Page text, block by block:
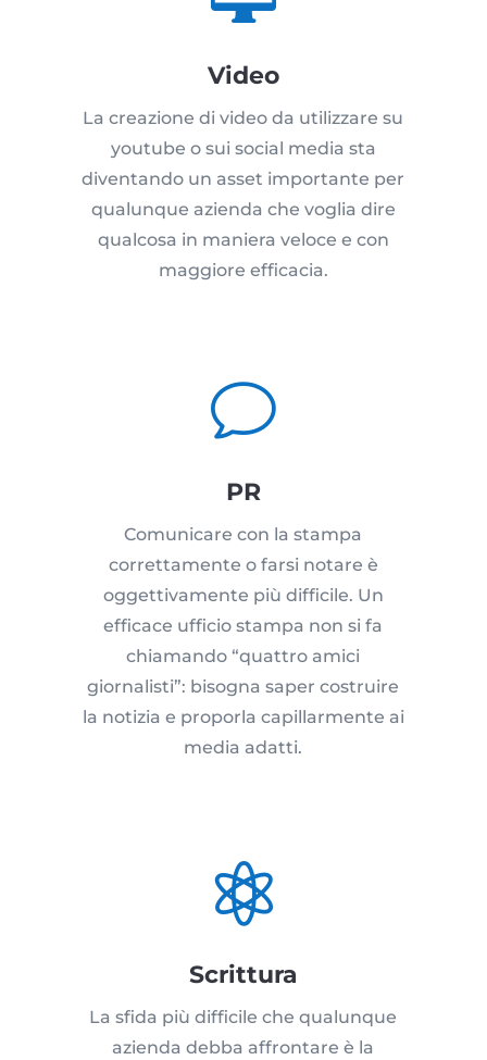
Video
La creazione di video da utilizzare su
youtube o sui social media sta
diventando un asset importante per
qualunque azienda che voglia dire
qualcosa in maniera veloce e con
maggiore efficacia.
v
PR
Comunicare con la stampa
correttamente o farsi notare è
oggettivamente più difficile. Un
efficace ufficio stampa non si fa
chiamando “quattro amici
giornalisti”: bisogna saper costruire
la notizia e proporla capillarmente ai
media adatti.

Scrittura
La sfida più difficile che qualunque
azienda debba affrontare è la